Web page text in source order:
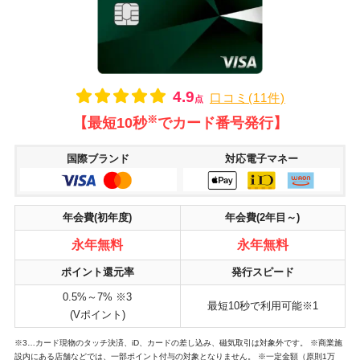
4.9点 口コミ(11件)
【最短10秒※でカード番号発行】
国際ブランド 対応電子マネー
年会費(初年度) 年会費(2年目～)
永年無料 永年無料
ポイント還元率 発行スピード
0.5%～7% ※3
(Vポイント)
最短10秒で利用可能※1
※3…カード現物のタッチ決済、iD、カードの差し込み、磁気取引は対象外です。 ※商業施
設内にある店舗などでは、一部ポイント付与の対象となりません。 ※一定金額（原則1万